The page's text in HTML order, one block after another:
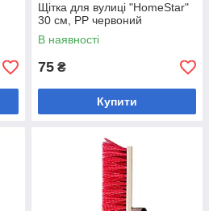
Щітка для вулиці "HomeStar"
30 см, PP червоний
В наявності
75 ₴
Купити